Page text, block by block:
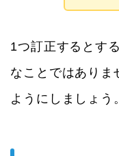
1つ訂正するとす
なことではありま
ようにしましょう。